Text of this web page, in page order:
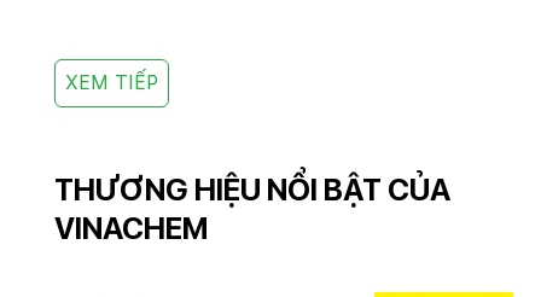
XEM TIẾP
THƯƠNG HIỆU NỔI BẬT CỦA
VINACHEM